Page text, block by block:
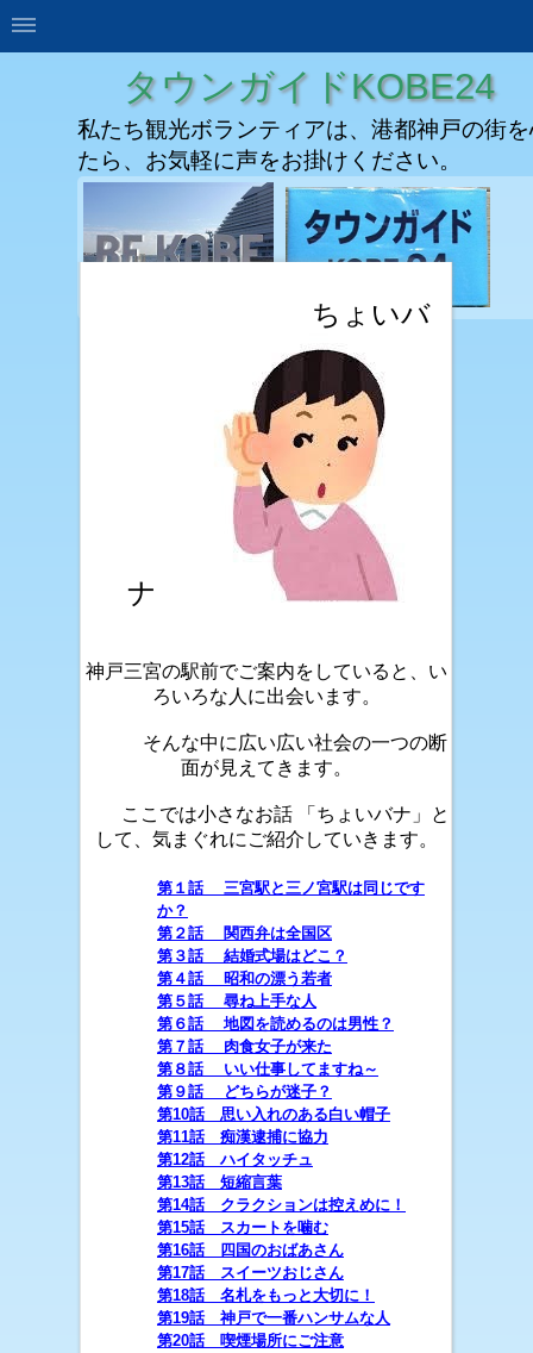
タウンガイドKOBE24
私たち観光ボランティアは、港都神戸の街
たら、お気軽に声をお掛けください。
ちょいバ
ナ
神戸三宮の駅前でご案内をしていると、い
ろいろな人に出会います。
そんな中に広い広い社会の一つの断
面が見えてきます。
ここでは小さなお話 「ちょいバナ」と
して、気まぐれにご紹介していきます。
第１話 三宮駅と三ノ宮駅は同じです
か？
第２話 関西弁は全国区
第３話 結婚式場はどこ？
第４話 昭和の漂う若者
第５話 尋ね上手な人
第６話 地図を読めるのは男性？
第７話 肉食女子が来た
第８話 いい仕事してますね～
第９話 どちらが迷子？
第10話 思い入れのある白い帽子
第11話 痴漢逮捕に協力
第12話 ハイタッチュ
第13話 短縮言葉
第14話 クラクションは控えめに！
第15話 スカートを噛む
第16話 四国のおばあさん
第17話 スイーツおじさん
第18話 名札をもっと大切に！
第19話 神戸で一番ハンサムな人
第20話 喫煙場所にご注意